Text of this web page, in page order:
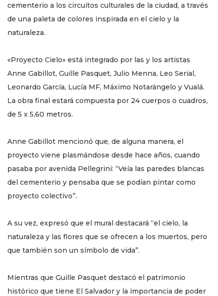
cementerio a los circuitos culturales de la ciudad, a través
de una paleta de colores inspirada en el cielo y la
naturaleza.
«Proyecto Cielo» está integrado por las y los artistas
Anne Gabillot, Guille Pasquet, Julio Menna, Leo Serial,
Leonardo García, Lucía MF, Máximo Notarángelo y Vualá.
La obra final estará compuesta por 24 cuerpos o cuadros,
de 5 x 5,60 metros.
Anne Gabillot mencionó que, de alguna manera, el
proyecto viene plasmándose desde hace años, cuando
pasaba por avenida Pellegrini: “Veía las paredes blancas
del cementerio y pensaba que se podían pintar como
proyecto colectivo”.
A su vez, expresó que el mural destacará “el cielo, la
naturaleza y las flores que se ofrecen a los muertos, pero
que también son un símbolo de vida”.
Mientras que Guille Pasquet destacó el patrimonio
histórico que tiene El Salvador y la importancia de poder